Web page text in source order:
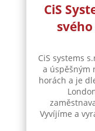
CiS
CiS systems
a úspěšným
horách a je
Vyvíjíme a